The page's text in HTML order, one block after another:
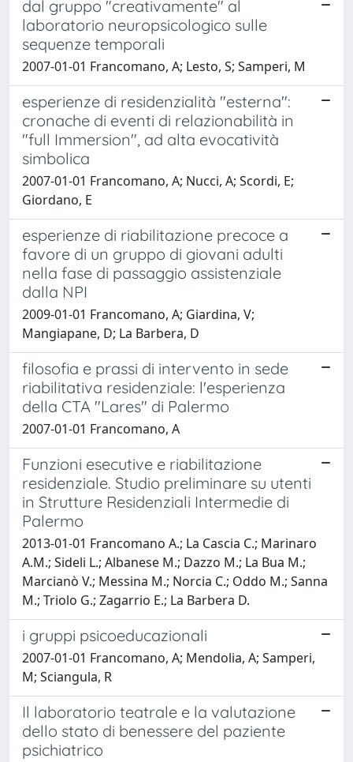
dal gruppo "creativamente" al
laboratorio neuropsicologico sulle
sequenze temporali
2007-01-01 Francomano, A; Lesto, S; Samperi, M
esperienze di residenzialità "esterna":
cronache di eventi di relazionabilità in
"full Immersion", ad alta evocatività
simbolica
2007-01-01 Francomano, A; Nucci, A; Scordi, E;
Giordano, E
esperienze di riabilitazione precoce a
favore di un gruppo di giovani adulti
nella fase di passaggio assistenziale
dalla NPI
2009-01-01 Francomano, A; Giardina, V;
Mangiapane, D; La Barbera, D
filosofia e prassi di intervento in sede
riabilitativa residenziale: l'esperienza
della CTA "Lares" di Palermo
2007-01-01 Francomano, A
Funzioni esecutive e riabilitazione
residenziale. Studio preliminare su utenti
in Strutture Residenziali Intermedie di
Palermo
2013-01-01 Francomano A.; La Cascia C.; Marinaro
A.M.; Sideli L.; Albanese M.; Dazzo M.; La Bua M.;
Marcianò V.; Messina M.; Norcia C.; Oddo M.; Sanna
M.; Triolo G.; Zagarrio E.; La Barbera D.
i gruppi psicoeducazionali
2007-01-01 Francomano, A; Mendolia, A; Samperi,
M; Sciangula, R
Il laboratorio teatrale e la valutazione
dello stato di benessere del paziente
psichiatrico